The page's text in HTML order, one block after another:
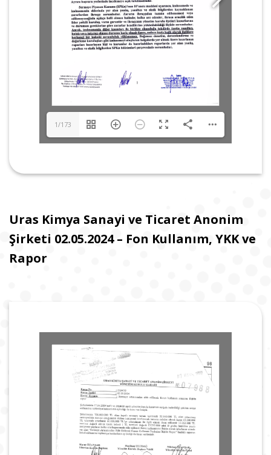
1/173
Uras Kimya Sanayi ve Ticaret Anonim
Şirketi 02.05.2024 – Fon Kullanım, YKK ve
Rapor